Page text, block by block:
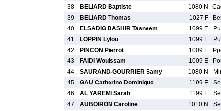
38
BELIARD Baptiste 1080 N
39
BELIARD Thomas 1027 F
40
ELSADIG BASHIR Tasneem 1099 E
41
LOPPIN Lylou 1099 E
42
PINCON Pierrot 1009 E
43
FAIDI Wouissam 1009 E
44
SAURAND-GOURRIER Samy 1080 N
45
GAU Catherine Dominique 1199 E
46
AL YAREMI Sarah 1199 E
47
AUBOIRON Caroline 1010 N